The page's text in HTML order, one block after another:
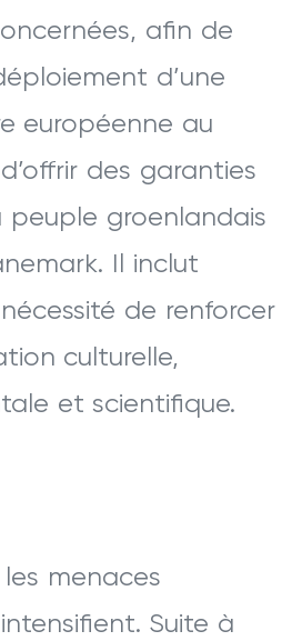
afin de
d’une
européenne au
des garanties
peuple groenlandais
Il inclut
de renforcer
culturelle,
et scientifique.
menaces
Suite à